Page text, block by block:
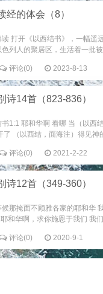
经的体会（8）
读 打开《以西结书》，一幅
列人的聚居区，生活着一批
评论(0) 2023-8-13
诗14首（823-836）
1:1 耶和华啊 看哪 当（以西
了 （以西结，面海注）得见神
评论(0) 2021-2-22
诗12首（349-360）
那掩面不顾雅各家的耶和华
和华啊，求你施恩于我们 我
评论(0) 2020-9-1